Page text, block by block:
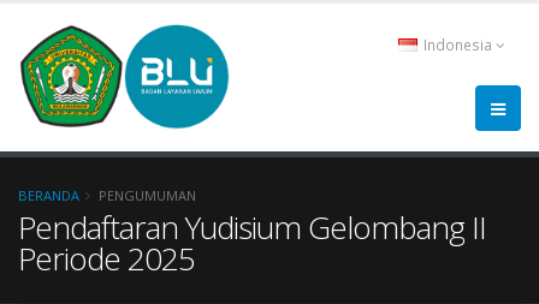
Indonesia
BERANDA PENGUMUMAN
Pendaftaran Yudisium Gelombang II
Periode 2025